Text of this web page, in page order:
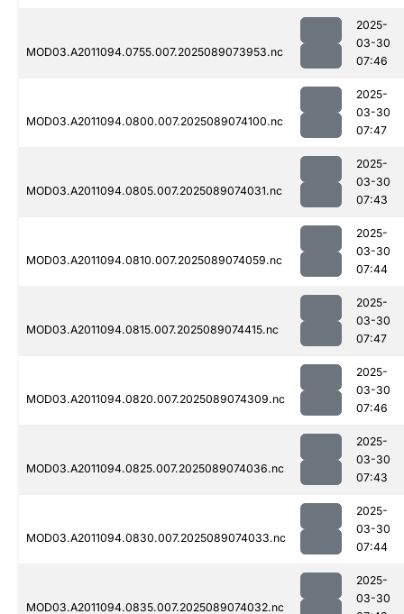
MOD03.A2011094.0755.007.2025089073953.nc
2025-
03-30
07:46
MOD03.A2011094.0800.007.2025089074100.nc
2025-
03-30
07:47
MOD03.A2011094.0805.007.2025089074031.nc
2025-
03-30
07:43
MOD03.A2011094.0810.007.2025089074059.nc
2025-
03-30
07:44
MOD03.A2011094.0815.007.2025089074415.nc
2025-
03-30
07:47
MOD03.A2011094.0820.007.2025089074309.nc
2025-
03-30
07:46
MOD03.A2011094.0825.007.2025089074036.nc
2025-
03-30
07:43
MOD03.A2011094.0830.007.2025089074033.nc
2025-
03-30
07:44
MOD03.A2011094.0835.007.2025089074032.nc
2025-
03-30